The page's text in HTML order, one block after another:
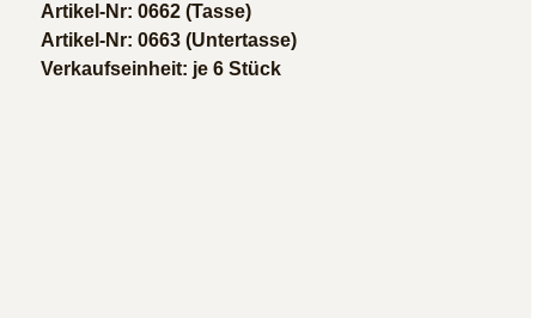
Artikel-Nr: 0662 (Tasse)
Artikel-Nr: 0663 (Untertasse)
Verkaufseinheit: je 6 Stück